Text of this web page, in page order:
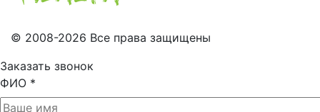
© 2008-2026 Все права защищены
Заказать звонок
ФИО *